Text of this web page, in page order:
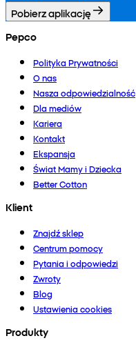
Pobierz aplikację
Pepco
Polityka Prywatności
O nas
Nasza odpowiedzialność
Dla mediów
Kariera
Kontakt
Ekspansja
Świat Mamy i Dziecka
Better Cotton
Klient
Znajdź sklep
Centrum pomocy
Pytania i odpowiedzi
Zwroty
Blog
Ustawienia cookies
Produkty